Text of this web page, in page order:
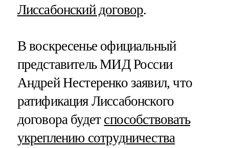
Лиссабонский договор.
В воскресенье официальный
представитель МИД России
Андрей Нестеренко заявил, что
ратификация Лиссабонского
договора будет способствовать
укреплению сотрудничества